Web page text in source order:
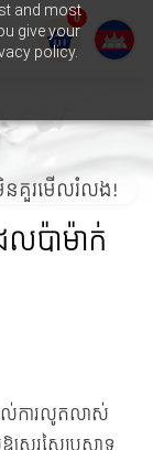
and most
give your
policy.
Cart
0
លប៉ាម៉ាក់
ល់ការលូតលាស់